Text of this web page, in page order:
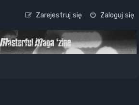
Zaloguj się
Zarejestruj się